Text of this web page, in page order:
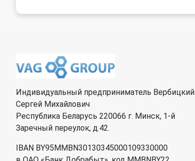
Индивидуальный предприниматель Вербицкий
Сергей Михайлович
Республика Беларусь 220066 г. Минск, 1-й
Заречный переулок, д.42.
IBAN BY95MMBN30130345000109330000